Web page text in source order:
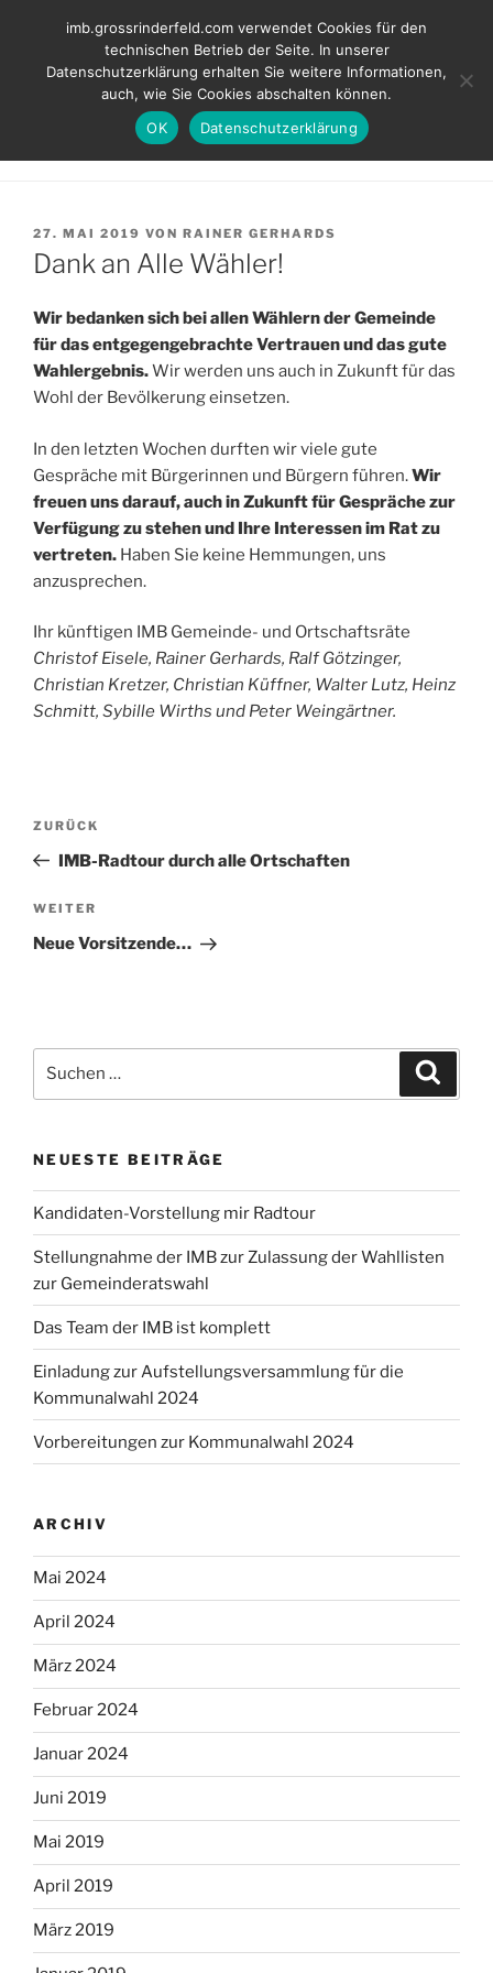
springen
INITIATIVE MÜNDIGER
BÜRGER
Kompetent. Fair. Für unsere Ortschaften.
VERÖFFENTLICHT
AM
27. MAI 2019 VON RAINER GERHARDS
Dank an Alle Wähler!
Wir bedanken sich bei allen Wählern der Gemeinde
für das entgegengebrachte Vertrauen und das gute
Wahlergebnis.Wir werden uns auch in Zukunft für das
Wohl der Bevölkerung einsetzen.
In den letzten Wochen durften wir viele gute
Gespräche mit Bürgerinnen und Bürgern führen.Wir
freuen uns darauf, auch in Zukunft für Gespräche zur
Verfügung zu stehen und Ihre Interessen im Rat zu
vertreten. Haben Sie keine Hemmungen, uns
anzusprechen.
Ihr künftigen IMB Gemeinde- und Ortschaftsräte
Christof Eisele, Rainer Gerhards, Ralf Götzinger,
Christian Kretzer, Christian Küffner, Walter Lutz, Heinz
Schmitt, Sybille Wirths und Peter Weingärtner.
Beitragsnavigation
Vorheriger
Beitrag
ZURÜCK
IMB-Radtour durch alle Ortschaften
Nächster
Beitrag
WEITER
Neue Vorsitzende…
nach:
NEUESTE BEITRÄGE
Kandidaten-Vorstellung mir Radtour
Stellungnahme der IMB zur Zulassung der Wahllisten
zur Gemeinderatswahl
Das Team der IMB ist komplett
Einladung zur Aufstellungsversammlung für die
Kommunalwahl 2024
Vorbereitungen zur Kommunalwahl 2024
ARCHIV
Mai 2024
April 2024
März 2024
Februar 2024
Januar 2024
Juni 2019
Mai 2019
April 2019
März 2019
imb.grossrinderfeld.com verwendet Cookies für den
technischen Betrieb der Seite. In unserer
Datenschutzerklärung erhalten Sie weitere Informationen,
auch, wie Sie Cookies abschalten können.
OK
Datenschutzerklärung